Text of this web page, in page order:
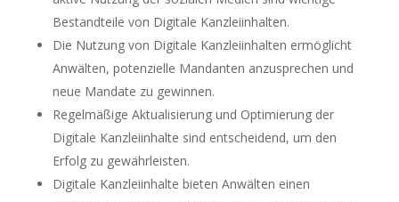
Bestandteile von Digitale Kanzleiinhalten.
Die Nutzung von Digitale Kanzleiinhalten ermöglicht
Anwälten, potenzielle Mandanten anzusprechen und
neue Mandate zu gewinnen.
Regelmäßige Aktualisierung und Optimierung der
Digitale Kanzleiinhalte sind entscheidend, um den
Erfolg zu gewährleisten.
Digitale Kanzleiinhalte bieten Anwälten einen